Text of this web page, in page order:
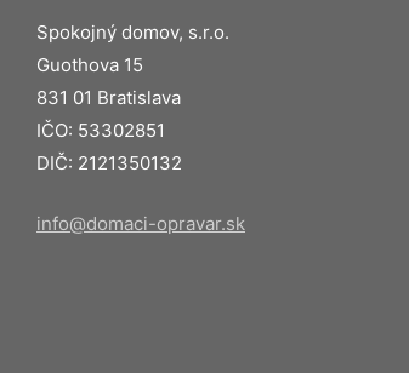
Spokojný domov, s.r.o.
Guothova 15
831 01 Bratislava
IČO: 53302851
DIČ: 2121350132
info@domaci-opravar.sk